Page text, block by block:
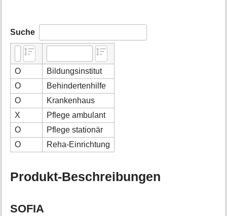
Suche
O
Bildungsinstitut
O
Behindertenhilfe
O
Krankenhaus
X
Pflege ambulant
O
Pflege stationär
O
Reha-Einrichtung
Produkt-Beschreibungen
SOFIA